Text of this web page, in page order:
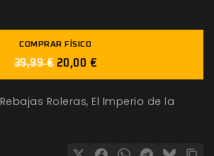
COMPRAR FÍSICO
39,99 € 20,00 €
Rebajas Roleras El Imperio de la